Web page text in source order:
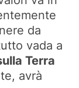
da
vada a
Terra
avrà